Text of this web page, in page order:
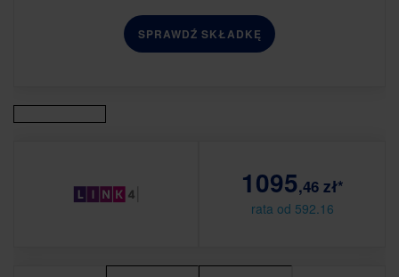
SPRAWDŹ SKŁADKĘ
1095,46 zł*
rata od 592.16